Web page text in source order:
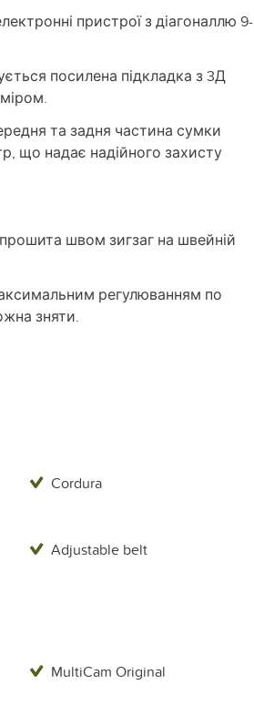
пристрої з діагоналлю 9-
посилена підкладка з 3Д
та задня частина сумки
що надає надійного захисту
швом зигзаг на швейній
регулюванням по
зняти.
Cordura
Adjustable belt
MultiCam Original